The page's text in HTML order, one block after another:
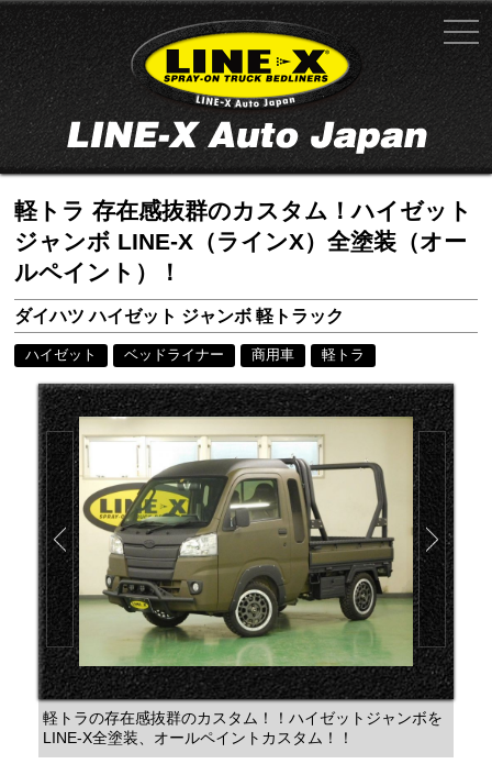
軽トラ 存在感抜群のカスタム！ハイゼット
ジャンボ LINE-X（ラインX）全塗装（オー
ルペイント）！
ダイハツ ハイゼット ジャンボ 軽トラック
ハイゼット ベッドライナー 商用車 軽トラ
軽トラの存在感抜群のカスタム！！ハイゼットジャンボを
LINE-X全塗装、オールペイントカスタム！！